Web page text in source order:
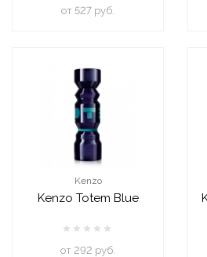
oт 527 руб.
Kenzo
Kenzo Totem Blue
oт 292 руб.